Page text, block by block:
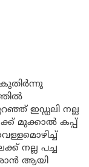
ഇഡ്ഡലി നല്ല
മുക്കാൽ കപ്പ്
നല്ല പച്ച
ആയി